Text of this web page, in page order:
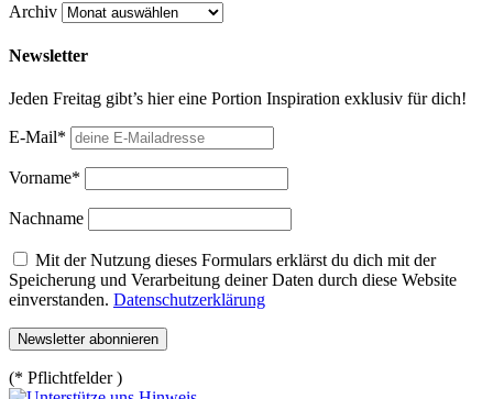
Archiv
Newsletter
Jeden Freitag gibt’s hier eine Portion Inspiration exklusiv für dich!
E-Mail*
Vorname*
Nachname
Mit der Nutzung dieses Formulars erklärst du dich mit der
Speicherung und Verarbeitung deiner Daten durch diese Website
einverstanden. Datenschutzerklärung
(* Pflichtfelder )